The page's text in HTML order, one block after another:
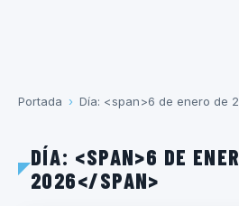
Portada › Día: <span>6 de enero de
DÍA: <SPAN>6 DE
2026</SPAN>